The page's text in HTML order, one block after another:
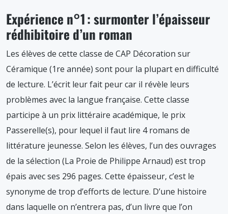
Expérience n°1 : surmonter l’épaisseur
rédhibitoire d’un roman
Les élèves de cette classe de CAP Décoration sur
Céramique (1re année) sont pour la plupart en difficulté
de lecture. L’écrit leur fait peur car il révèle leurs
problèmes avec la langue française. Cette classe
participe à un prix littéraire académique, le prix
Passerelle(s), pour lequel il faut lire 4 romans de
littérature jeunesse. Selon les élèves, l’un des ouvrages
de la sélection (La Proie de Philippe Arnaud) est trop
épais avec ses 296 pages. Cette épaisseur, c’est le
synonyme de trop d’efforts de lecture. D’une histoire
dans laquelle on n’entrera pas, d’un livre que l’on